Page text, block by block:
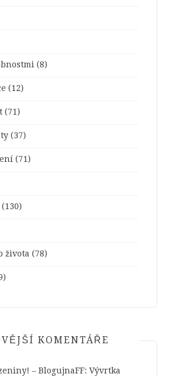
(8)
(12)
(71)
(37)
(71)
(130)
života (78)
KOMENTÁŘE
– BlogujnaFF: Vývrtka